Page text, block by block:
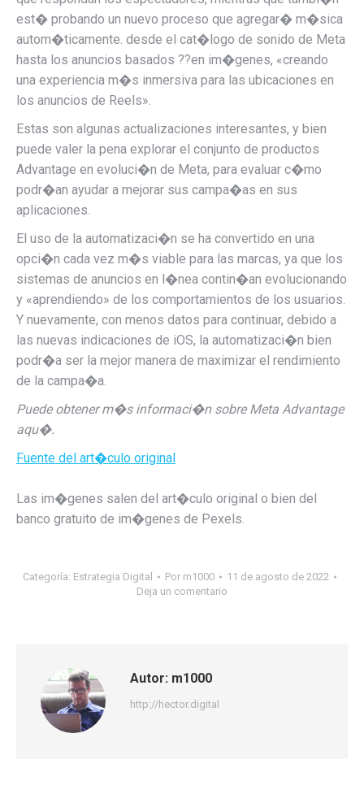
est� probando un nuevo proceso que agregar� m�sica
autom�ticamente. desde el cat�logo de sonido de Meta
hasta los anuncios basados ??en im�genes, «creando
una experiencia m�s inmersiva para las ubicaciones en
los anuncios de Reels».
Estas son algunas actualizaciones interesantes, y bien
puede valer la pena explorar el conjunto de productos
Advantage en evoluci�n de Meta, para evaluar c�mo
podr�an ayudar a mejorar sus campa�as en sus
aplicaciones.
El uso de la automatizaci�n se ha convertido en una
opci�n cada vez m�s viable para las marcas, ya que los
sistemas de anuncios en l�nea contin�an evolucionando
y «aprendiendo» de los comportamientos de los usuarios.
Y nuevamente, con menos datos para continuar, debido a
las nuevas indicaciones de iOS, la automatizaci�n bien
podr�a ser la mejor manera de maximizar el rendimiento
de la campa�a.
Puede obtener m�s informaci�n sobre Meta Advantage
aqu�.
Fuente del art�culo original
Las im�genes salen del art�culo original o bien del
banco gratuito de im�genes de Pexels.
Categoría: Estrategia Digital Por m1000
11 de agosto de 2022
Deja un comentario
Autor: m1000
http://hector.digital